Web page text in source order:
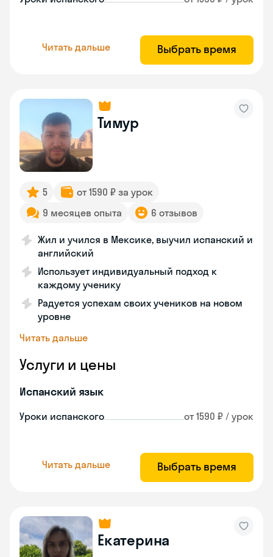
Читать дальше Выбрать время
Тимур
5
от 1590 ₽ за урок
9 месяцев опыта
6 отзывов
Жил и учился в Мексике, выучил испанский и
английский
Использует индивидуальный подход к
каждому ученику
Радуется успехам своих учеников на новом
уровне
Читать дальше
Услуги и цены
Испанский язык
Уроки испанского от 1590 ₽ / урок
Читать дальше Выбрать время
Екатерина